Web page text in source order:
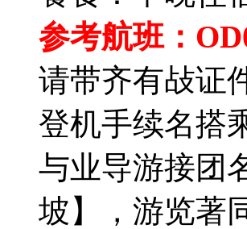
参考航班：
请带齐有敁证
登机手续名搭
与业导游接团
坡】，游览著